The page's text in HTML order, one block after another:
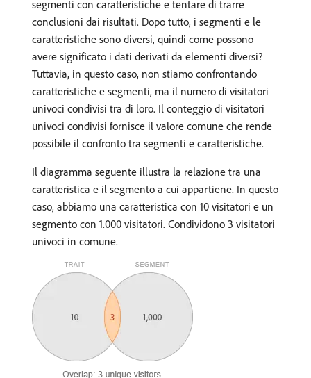
segmenti con caratteristiche e tentare di trarre
conclusioni dai risultati. Dopo tutto, i segmenti e le
caratteristiche sono diversi, quindi come possono
avere significato i dati derivati da elementi diversi?
Tuttavia, in questo caso, non stiamo confrontando
caratteristiche e segmenti, ma il numero di visitatori
univoci condivisi tra di loro. Il conteggio di visitatori
univoci condivisi fornisce il valore comune che rende
possibile il confronto tra segmenti e caratteristiche.
Il diagramma seguente illustra la relazione tra una
caratteristica e il segmento a cui appartiene. In questo
caso, abbiamo una caratteristica con 10 visitatori e un
segmento con 1.000 visitatori. Condividono 3 visitatori
univoci in comune.